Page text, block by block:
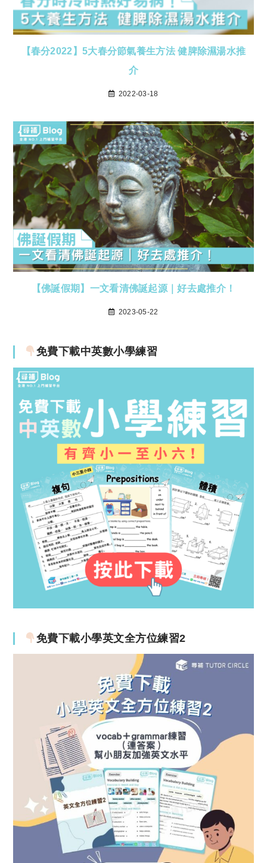
【春分2022】5大春分節氣養生方法 健脾除濕湯水推
介
2022-03-18
【佛誕假期】一文看清佛誕起源｜好去處推介！
2023-05-22
免費下載中英數小學練習
免費下載小學英文全方位練習2